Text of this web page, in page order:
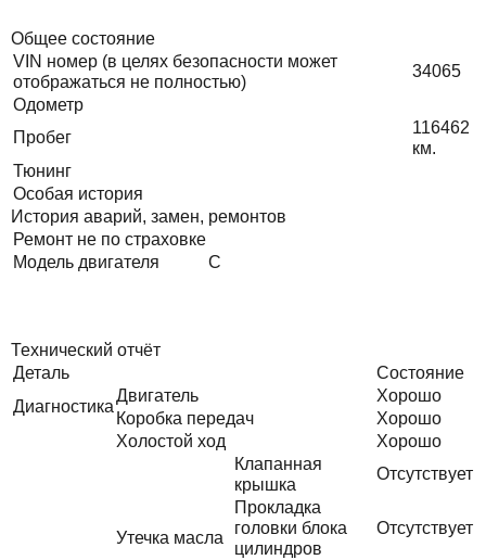
Общее состояние
VIN номер (в целях безопасности может
отображаться не полностью)
34065
Одометр
Пробег
116462
км.
Тюнинг
Особая история
История аварий, замен, ремонтов
Ремонт не по страховке
Модель двигателя
C
Технический отчёт
Деталь
Состояние
Диагностика
Двигатель
Хорошо
Коробка передач
Хорошо
Холостой ход Хорошо
Утечка масла
Клапанная
крышка
Отсутствует
Прокладка
головки блока
цилиндров
Отсутствует